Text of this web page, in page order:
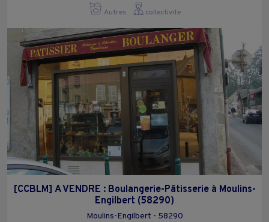
Autres collectivite
[CCBLM] A VENDRE : Boulangerie-Pâtisserie à Moulins-
Engilbert (58290)
Moulins-Engilbert - 58290